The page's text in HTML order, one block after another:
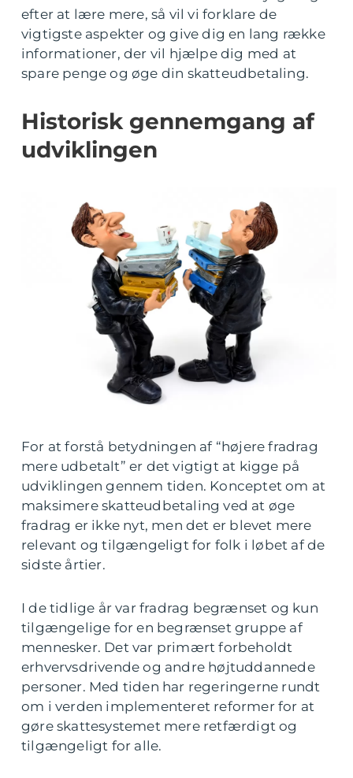
efter at lære mere, så vil vi forklare de
vigtigste aspekter og give dig en lang række
informationer, der vil hjælpe dig med at
spare penge og øge din skatteudbetaling.
Historisk gennemgang af
udviklingen
For at forstå betydningen af “højere fradrag
mere udbetalt” er det vigtigt at kigge på
udviklingen gennem tiden. Konceptet om at
maksimere skatteudbetaling ved at øge
fradrag er ikke nyt, men det er blevet mere
relevant og tilgængeligt for folk i løbet af de
sidste årtier.
I de tidlige år var fradrag begrænset og kun
tilgængelige for en begrænset gruppe af
mennesker. Det var primært forbeholdt
erhvervsdrivende og andre højtuddannede
personer. Med tiden har regeringerne rundt
om i verden implementeret reformer for at
gøre skattesystemet mere retfærdigt og
tilgængeligt for alle.